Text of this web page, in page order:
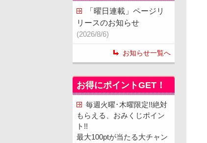
「曜日連載」ページリ
リースのお知らせ
(2026/8/6)
お知らせ一覧へ
お得にポイントGET！
毎週火曜･木曜限定!!絶対
もらえる、おみくじポイン
ト!!
最大100ptが当たる大チャン